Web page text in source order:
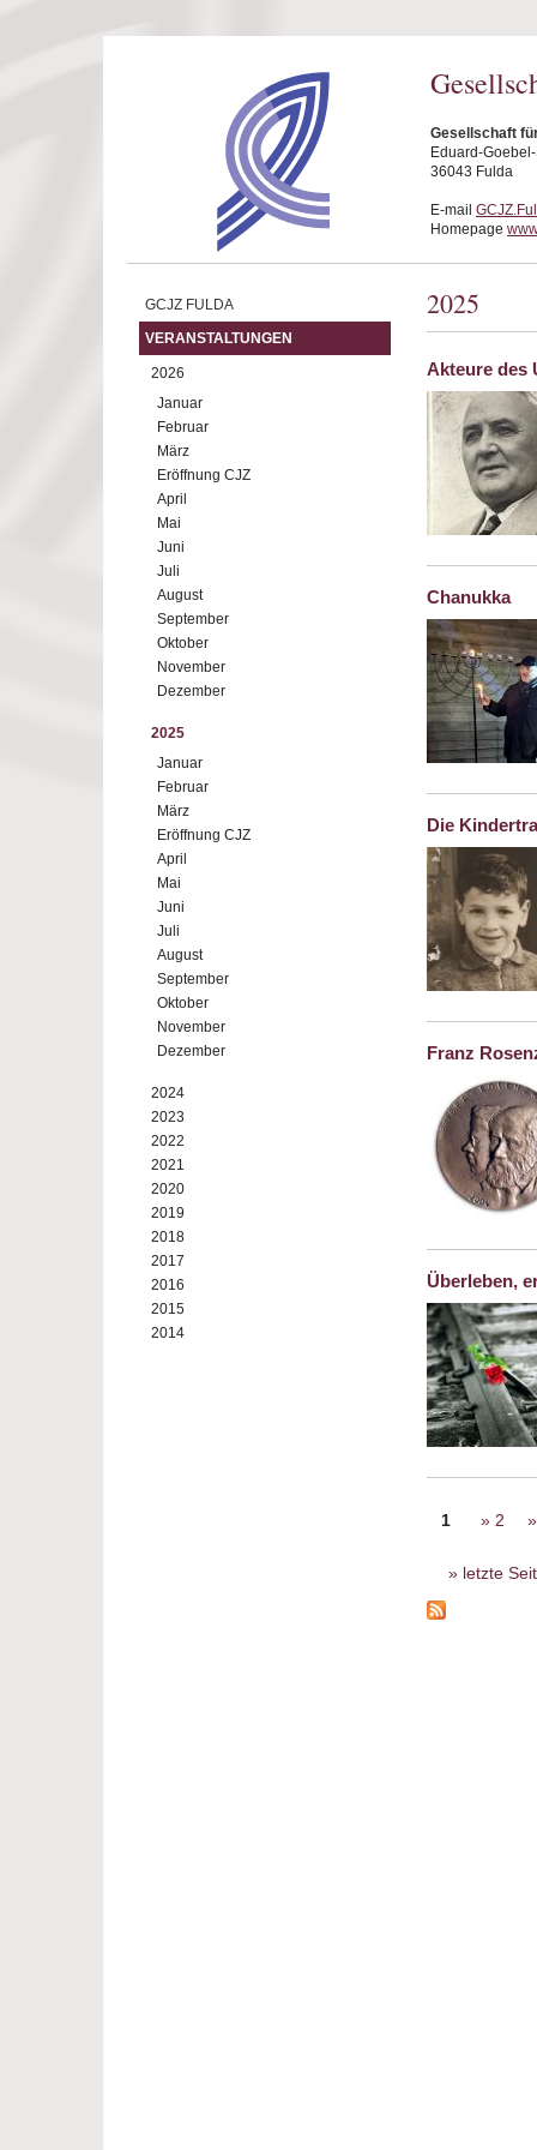
Gesellschaft
Eduard-
36043 Fulda
E-mail
Homepage
GCJZ FULDA
VERANSTALTUNGEN
2026
Januar
Februar
März
Eröffnung CJZ
April
Mai
Juni
Juli
August
September
Oktober
November
Dezember
2025
Januar
Februar
März
Eröffnung CJZ
April
Mai
Juni
Juli
August
September
Oktober
November
Dezember
2024
2023
2022
2021
2020
2019
2018
2017
2016
2015
2014
2025
Akteure des
Chanukka
Die
Franz
Überleben,
Seiten
1 2
letzte